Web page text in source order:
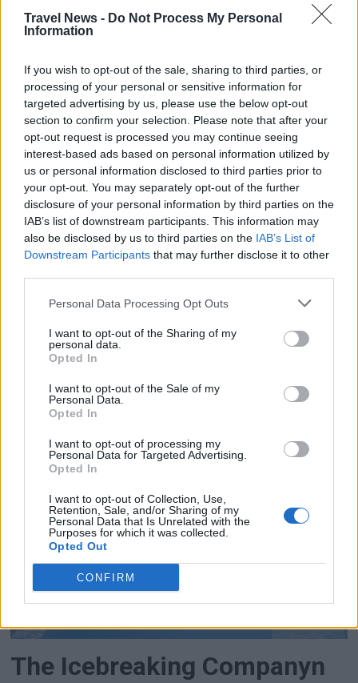
Travel News - Do Not Process My Personal
Information
If you wish to opt-out of the sale, sharing to third parties, or
processing of your personal or sensitive information for
targeted advertising by us, please use the below opt-out
section to confirm your selection. Please note that after your
opt-out request is processed you may continue seeing
interest-based ads based on personal information utilized by
us or personal information disclosed to third parties prior to
your opt-out. You may separately opt-out of the further
disclosure of your personal information by third parties on the
IAB’s list of downstream participants. This information may
also be disclosed by us to third parties on the IAB’s List of
Downstream Participants that may further disclose it to other
Personal Data Processing Opt Outs
I want to opt-out of the Sharing of my
personal data.
Opted In
I want to opt-out of the Sale of my
Personal Data.
Opted In
I want to opt-out of processing my
Personal Data for Targeted Advertising.
Opted In
I want to opt-out of Collection, Use,
Retention, Sale, and/or Sharing of my
Personal Data that Is Unrelated with the
Purposes for which it was collected.
Opted Out
CONFIRM
Paytrail tulee BookVisitiin
VISIT Groupin ja Paytrailin yhteistyö tuo hotellien
varauspolkuun suositut maksutavat ja tähtää
suorien varausten kasvuun.
MAINOS
Saarenmaa nousee nyt
lähilomien tähtikohteeksi
Suora lento, merellinen rauha ja GOSPAn spa
kohteen suomalaisille matkailijoille.
The Icebreaking Companyn